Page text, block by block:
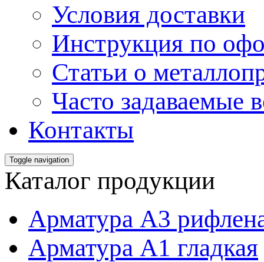
Условия доставки
Инструкция по
Статьи о
Часто задаваемые
Контакты
Toggle navigation
Каталог продукции
Арматура А3
Арматура А1 гладкая